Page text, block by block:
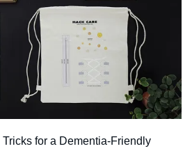
Tricks for a Dementia-Friendly